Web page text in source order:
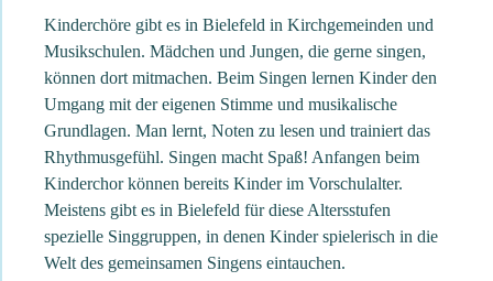
Kinderchöre gibt es in Bielefeld in Kirchgemeinden und
Musikschulen. Mädchen und Jungen, die gerne singen,
können dort mitmachen. Beim Singen lernen Kinder den
Umgang mit der eigenen Stimme und musikalische
Grundlagen. Man lernt, Noten zu lesen und trainiert das
Rhythmusgefühl. Singen macht Spaß! Anfangen beim
Kinderchor können bereits Kinder im Vorschulalter.
Meistens gibt es in Bielefeld für diese Altersstufen
spezielle Singgruppen, in denen Kinder spielerisch in die
Welt des gemeinsamen Singens eintauchen.